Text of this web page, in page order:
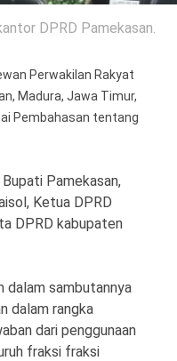
DPRD Pamekasan.
Perwakilan Rakyat
Madura, Jawa Timur,
Pembahasan tentang
Pamekasan,
Ketua DPRD
DPRD kabupaten
dalam sambutannya
dalam rangka
dari penggunaan
fraksi fraksi